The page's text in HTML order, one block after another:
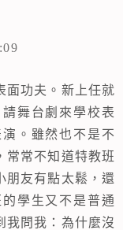
面功夫。新上任就
舞台劇來學校表
。雖然也不是不
常常不知道特教班
朋友有點太鬆，還
學生又不是普通
我問我：為什麼沒